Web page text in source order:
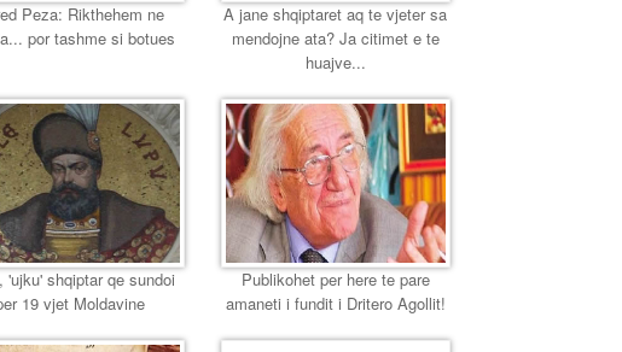
Peza: Rikthehem ne
por tashme si botues
A jane shqiptaret aq te vjeter sa
mendojne ata? Ja citimet e te
huajve...
'ujku' shqiptar qe sundoi
19 vjet Moldavine
Publikohet per here te pare
amaneti i fundit i Dritero Agollit!